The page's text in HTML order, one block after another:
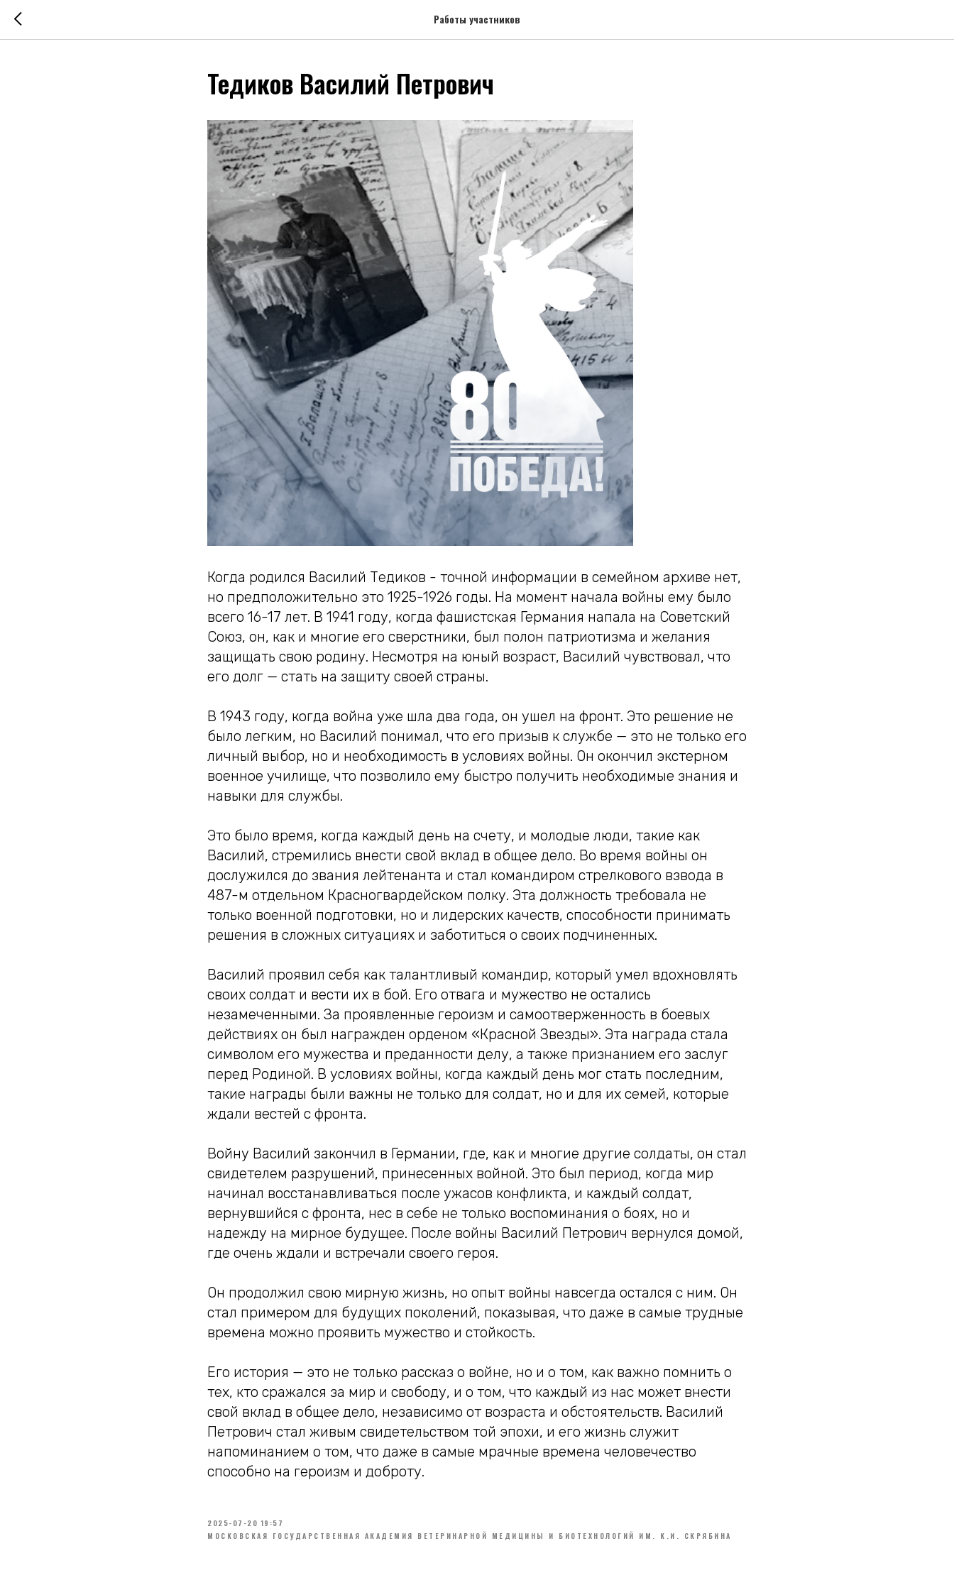
Работы участников
Тедиков Василий Петрович
Когда родился Василий Тедиков - точной информации в семейном архиве нет,
но предположительно это 1925-1926 годы. На момент начала войны ему было
всего 16-17 лет. В 1941 году, когда фашистская Германия напала на Советский
Союз, он, как и многие его сверстники, был полон патриотизма и желания
защищать свою родину. Несмотря на юный возраст, Василий чувствовал, что
его долг — стать на защиту своей страны.
В 1943 году, когда война уже шла два года, он ушел на фронт. Это решение не
было легким, но Василий понимал, что его призыв к службе — это не только его
личный выбор, но и необходимость в условиях войны. Он окончил экстерном
военное училище, что позволило ему быстро получить необходимые знания и
навыки для службы.
Это было время, когда каждый день на счету, и молодые люди, такие как
Василий, стремились внести свой вклад в общее дело. Во время войны он
дослужился до звания лейтенанта и стал командиром стрелкового взвода в
487-м отдельном Красногвардейском полку. Эта должность требовала не
только военной подготовки, но и лидерских качеств, способности принимать
решения в сложных ситуациях и заботиться о своих подчиненных.
Василий проявил себя как талантливый командир, который умел вдохновлять
своих солдат и вести их в бой. Его отвага и мужество не остались
незамеченными. За проявленные героизм и самоотверженность в боевых
действиях он был награжден орденом «Красной Звезды». Эта награда стала
символом его мужества и преданности делу, а также признанием его заслуг
перед Родиной. В условиях войны, когда каждый день мог стать последним,
такие награды были важны не только для солдат, но и для их семей, которые
ждали вестей с фронта.
Войну Василий закончил в Германии, где, как и многие другие солдаты, он стал
свидетелем разрушений, принесенных войной. Это был период, когда мир
начинал восстанавливаться после ужасов конфликта, и каждый солдат,
вернувшийся с фронта, нес в себе не только воспоминания о боях, но и
надежду на мирное будущее. После войны Василий Петрович вернулся домой,
где очень ждали и встречали своего героя.
Он продолжил свою мирную жизнь, но опыт войны навсегда остался с ним. Он
стал примером для будущих поколений, показывая, что даже в самые трудные
времена можно проявить мужество и стойкость.
Его история — это не только рассказ о войне, но и о том, как важно помнить о
тех, кто сражался за мир и свободу, и о том, что каждый из нас может внести
свой вклад в общее дело, независимо от возраста и обстоятельств. Василий
Петрович стал живым свидетельством той эпохи, и его жизнь служит
напоминанием о том, что даже в самые мрачные времена человечество
способно на героизм и доброту.
2025-07-20 19:57
МОСКОВСКАЯ ГОСУДАРСТВЕННАЯ АКАДЕМИЯ ВЕТЕРИНАРНОЙ МЕДИЦИНЫ И БИОТЕХНОЛОГИЙ ИМ. К.И. СКРЯБИНА